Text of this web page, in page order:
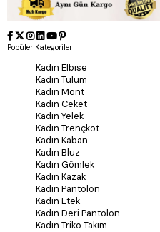
Popüler Kategoriler
Kadın Elbise
Kadın Tulum
Kadın Mont
Kadın Ceket
Kadın Yelek
Kadın Trençkot
Kadın Kaban
Kadın Bluz
Kadın Gömlek
Kadın Kazak
Kadın Pantolon
Kadın Etek
Kadın Deri Pantolon
Kadın Triko Takım